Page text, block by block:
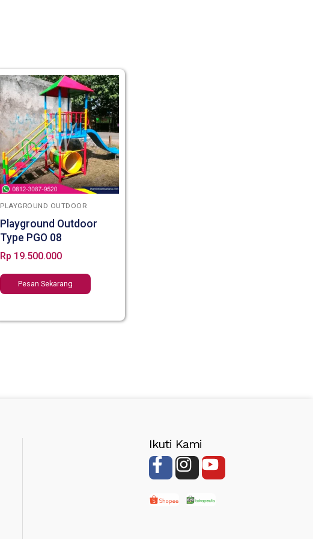
PLAYGROUND OUTDOOR
Playground Outdoor
Type PGO 08
Rp 19.500.000
Pesan Sekarang
Ikuti Kami